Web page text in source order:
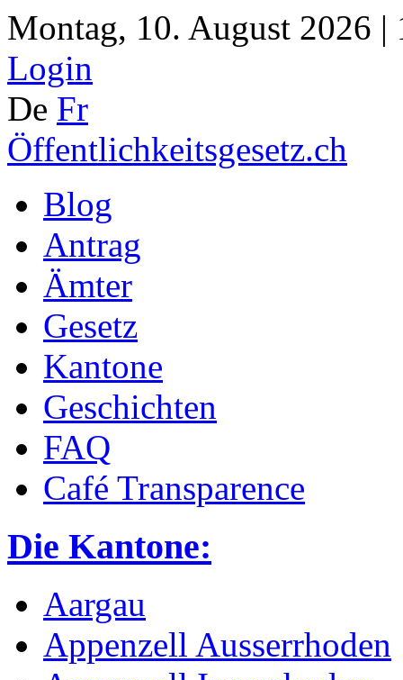
Montag, 10. August 2026 |
Login
De Fr
Öffentlichkeitsgesetz.ch
Blog
Antrag
Ämter
Gesetz
Kantone
Geschichten
FAQ
Café Transparence
Die Kantone:
Aargau
Appenzell Ausserrhoden